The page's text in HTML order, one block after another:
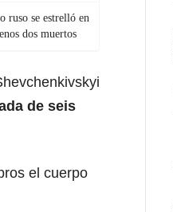
ruso se estrelló en
dos muertos
de seis
el cuerpo